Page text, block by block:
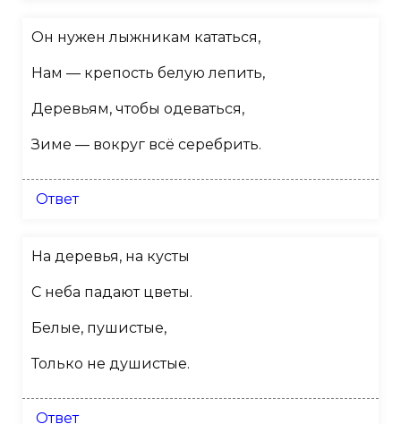
Он нужен лыжникам кататься,
Нам — крепость белую лепить,
Деревьям, чтобы одеваться,
Зиме — вокруг всё серебрить.
Ответ
На деревья, на кусты
С неба падают цветы.
Белые, пушистые,
Только не душистые.
Ответ